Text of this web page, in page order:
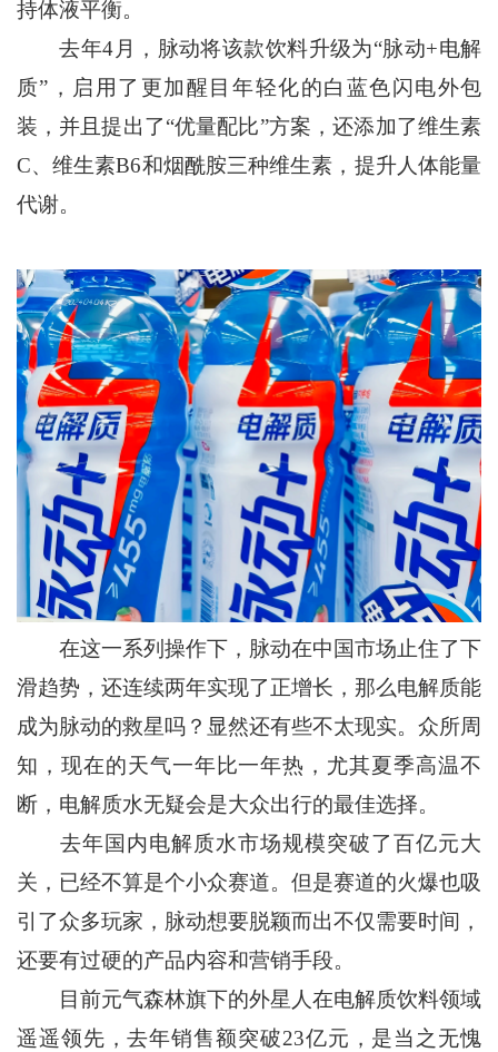
持体液平衡。
去年4月，脉动将该款饮料升级为“脉动+电解
质”，启用了更加醒目年轻化的白蓝色闪电外包
装，并且提出了“优量配比”方案，还添加了维生素
C、维生素B6和烟酰胺三种维生素，提升人体能量
代谢。
在这一系列操作下，脉动在中国市场止住了下
滑趋势，还连续两年实现了正增长，那么电解质能
成为脉动的救星吗？显然还有些不太现实。众所周
知，现在的天气一年比一年热，尤其夏季高温不
断，电解质水无疑会是大众出行的最佳选择。
去年国内电解质水市场规模突破了百亿元大
关，已经不算是个小众赛道。但是赛道的火爆也吸
引了众多玩家，脉动想要脱颖而出不仅需要时间，
还要有过硬的产品内容和营销手段。
目前元气森林旗下的外星人在电解质饮料领域
遥遥领先，去年销售额突破23亿元，是当之无愧